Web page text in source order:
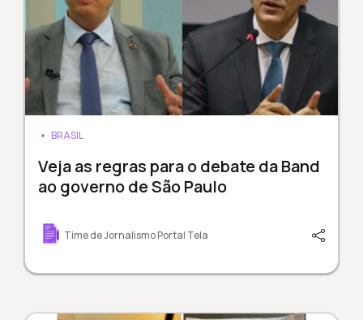
BRASIL
Veja as regras para o debate da Band
ao governo de São Paulo
Time de Jornalismo Portal Tela